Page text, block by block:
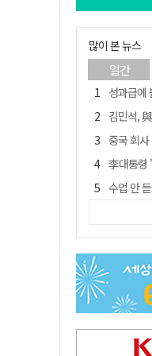
많이 본 뉴스
일간
성과급에 뿔난
김민석, 與전당대
중국 회사 이직
李대통령 "결혼
수업 안 듣고 최대
트럼프 만난 손
경북 칠곡시니어
"아버지 외출한 사
신축 줄고 리모